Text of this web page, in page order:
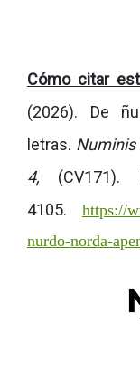
Cómo citar
(2026). De
letras. Numinis
4, (CV171).
4105. https://
nurdo-norda-